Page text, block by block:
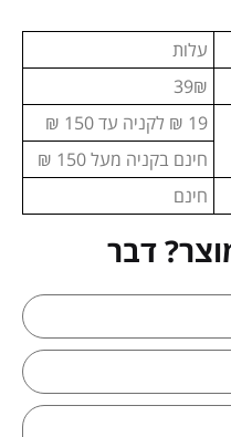
עלות
39₪
19 ₪ לקניה עד 150 ₪
חינם בקניה מעל 150 ₪
חינם
דבר